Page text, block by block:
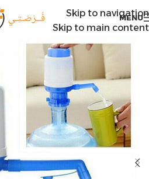
Skip to navigation
Skip to main content
MENU